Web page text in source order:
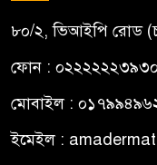
৮০/২, ভিআইপি রোড
ফোন : ০২২২২২২৩৯৩০
মোবাইল :
ইমেইল :